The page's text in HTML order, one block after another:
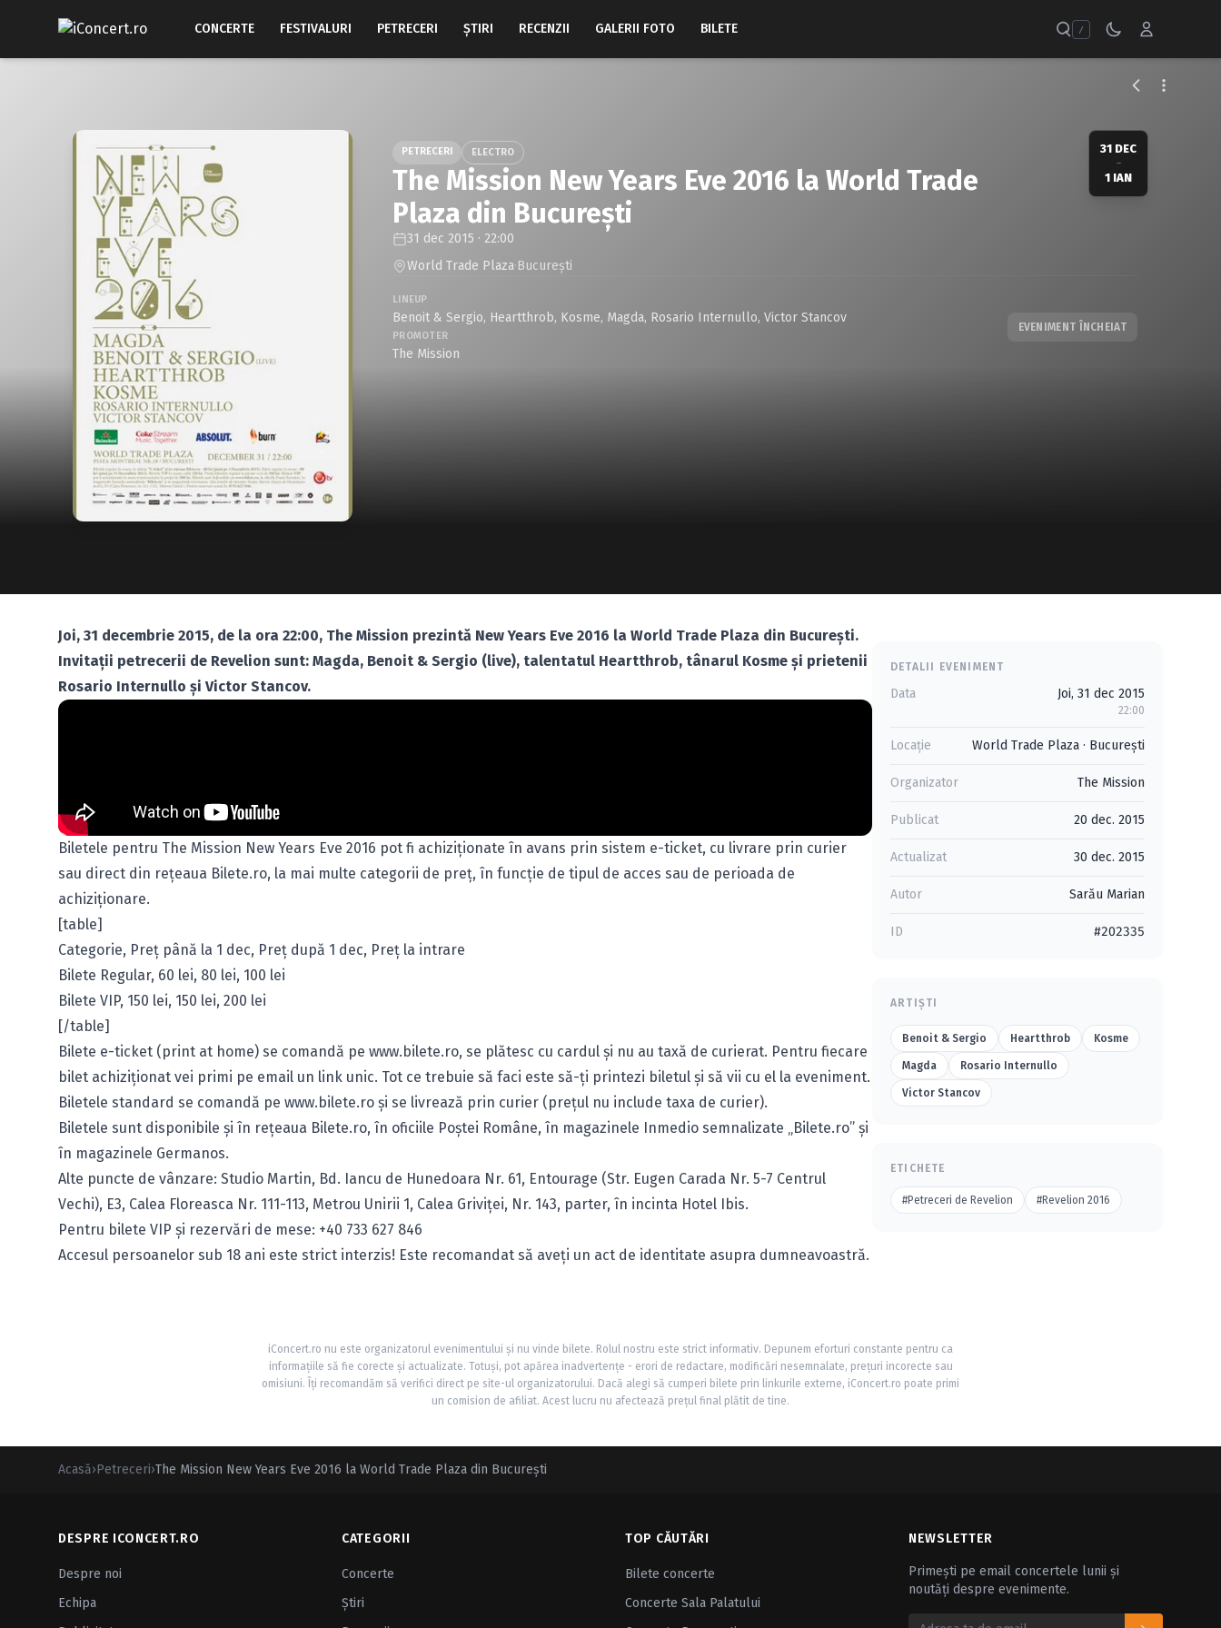
CONCERTE FESTIVALURI PETRECERI ŞTIRI RECENZII GALERII FOTO BILETE /
31 DEC
–
1 IAN
PETRECERI ELECTRO
The Mission New Years Eve 2016 la World Trade
Plaza din Bucureşti
31 dec 2015 · 22:00
World Trade Plaza·Bucureşti
LINEUP
Benoit & Sergio, Heartthrob, Kosme, Magda, Rosario Internullo, Victor Stancov
PROMOTER
The Mission
EVENIMENT ÎNCHEIAT
Joi, 31 decembrie 2015, de la ora 22:00, The Mission prezintă New Years Eve 2016 la World Trade Plaza din Bucureşti.
Invitaţii petrecerii de Revelion sunt: Magda, Benoit & Sergio (live), talentatul Heartthrob, tânarul Kosme şi prietenii
Rosario Internullo şi Victor Stancov.
Biletele pentru The Mission New Years Eve 2016 pot fi achiziţionate în avans prin sistem e-ticket, cu livrare prin curier
sau direct din reţeaua Bilete.ro, la mai multe categorii de preţ, în funcţie de tipul de acces sau de perioada de
achiziţionare.
[table]
Categorie, Preţ până la 1 dec, Preţ după 1 dec, Preţ la intrare
Bilete Regular, 60 lei, 80 lei, 100 lei
Bilete VIP, 150 lei, 150 lei, 200 lei
[/table]
Bilete e-ticket (print at home) se comandă pe www.bilete.ro, se plătesc cu cardul şi nu au taxă de curierat. Pentru fiecare
bilet achiziţionat vei primi pe email un link unic. Tot ce trebuie să faci este să-ţi printezi biletul şi să vii cu el la eveniment.
Biletele standard se comandă pe www.bilete.ro şi se livrează prin curier (preţul nu include taxa de curier).
Biletele sunt disponibile şi în reţeaua Bilete.ro, în oficiile Poştei Române, în magazinele Inmedio semnalizate „Bilete.ro” şi
în magazinele Germanos.
Alte puncte de vânzare: Studio Martin, Bd. Iancu de Hunedoara Nr. 61, Entourage (Str. Eugen Carada Nr. 5-7 Centrul
Vechi), E3, Calea Floreasca Nr. 111-113, Metrou Unirii 1, Calea Griviţei, Nr. 143, parter, în incinta Hotel Ibis.
Pentru bilete VIP şi rezervări de mese: +40 733 627 846
Accesul persoanelor sub 18 ani este strict interzis! Este recomandat să aveţi un act de identitate asupra dumneavoastră.
DETALII EVENIMENT
Data Joi, 31 dec 2015
22:00
Locație World Trade Plaza · Bucureşti
Organizator The Mission
Publicat 20 dec. 2015
Actualizat 30 dec. 2015
Autor Sarău Marian
ID #202335
ARTIȘTI
Benoit & Sergio Heartthrob Kosme
Magda Rosario Internullo
Victor Stancov
ETICHETE
#Petreceri de Revelion #Revelion 2016
iConcert.ro nu este organizatorul evenimentului și nu vinde bilete. Rolul nostru este strict informativ. Depunem eforturi constante pentru ca
informațiile să fie corecte și actualizate. Totuși, pot apărea inadvertențe - erori de redactare, modificări nesemnalate, prețuri incorecte sau
omisiuni. Îți recomandăm să verifici direct pe site-ul organizatorului. Dacă alegi să cumperi bilete prin linkurile externe, iConcert.ro poate primi
un comision de afiliat. Acest lucru nu afectează prețul final plătit de tine.
Acasă›Petreceri›The Mission New Years Eve 2016 la World Trade Plaza din Bucureşti
DESPRE ICONCERT.RO
Despre noi
Echipa
CATEGORII
Concerte
Ştiri
TOP CĂUTĂRI
Bilete concerte
Concerte Sala Palatului
NEWSLETTER
Primești pe email concertele lunii și
noutăți despre evenimente.